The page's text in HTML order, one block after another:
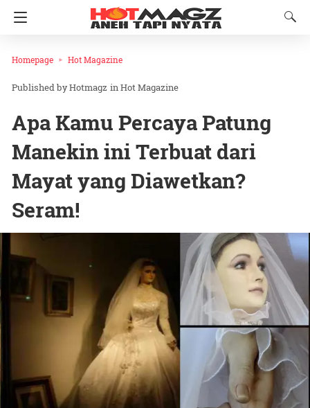
Homepage Hot Magazine
Hotmagz inHot Magazine
Apa Kamu Percaya Patung
Manekin ini Terbuat dari
Mayat yang Diawetkan?
Seram!